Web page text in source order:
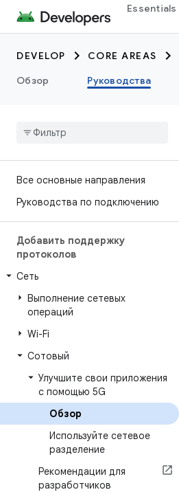
Essentials
DEVELOP CORE AREAS
Обзор
Руководства
Все основные направления
Руководства по подключению
Добавить поддержку
протоколов
Сеть
Выполнение сетевых
операций
Wi-Fi
Сотовый
Улучшите свои приложения
с помощью 5G
Обзор
Используйте сетевое
разделение
Рекомендации для
разработчиков